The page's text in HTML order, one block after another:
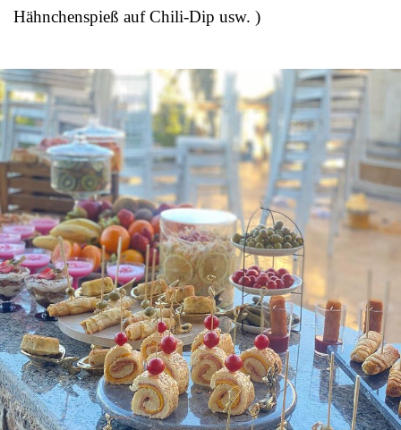
Hähnchenspieß auf Chili-Dip usw. )